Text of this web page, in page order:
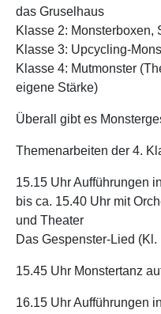
das Gruselhaus
Klasse 2: Monsterboxen,
Klasse 3: Upcycling-
Klasse 4: Mutmonster
eigene Stärke)
Überall gibt es
Themenarbeiten der 4.
15.15 Uhr Aufführungen
bis ca. 15.40 Uhr mit
und Theater
Das Gespenster-Lied (Kl.
15.45 Uhr Monstertanz
16.15 Uhr Aufführungen